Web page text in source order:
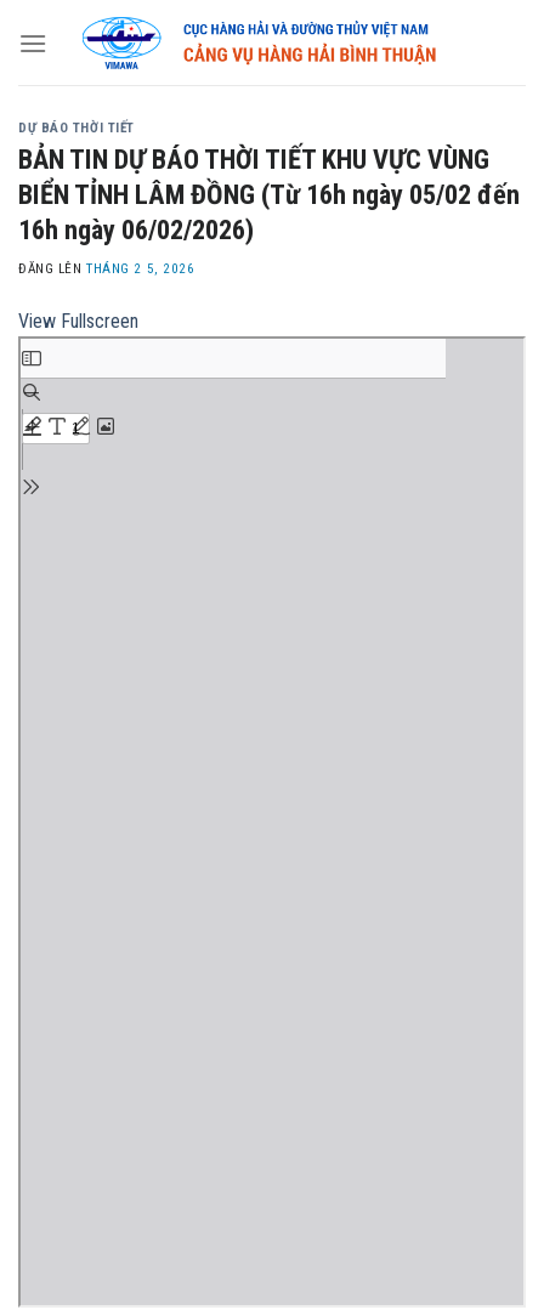
DỰ BÁO THỜI TIẾT
BẢN TIN DỰ BÁO THỜI TIẾT KHU VỰC VÙNG
BIỂN TỈNH LÂM ĐỒNG (Từ 16h ngày 05/02 đến
16h ngày 06/02/2026)
ĐĂNG LÊNTHÁNG 2 5, 2026
View Fullscreen